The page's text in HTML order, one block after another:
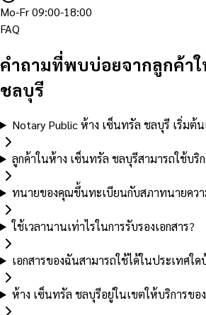
Mo-Fr 09:00-18:00
FAQ
คำถามที่พบบ่อยจากลูกค้าใ
ชลบุรี
Notary Public ห้าง เซ็นทรัล ชลบุรี เริ่มต้น
ลูกค้าในห้าง เซ็นทรัล ชลบุรีสามารถใช้บ
ทนายของคุณขึ้นทะเบียนกับสภาทนายควา
ใช้เวลานานเท่าไรในการรับรองเอกสาร?
เอกสารของฉันสามารถใช้ได้ในประเทศใด
ห้าง เซ็นทรัล ชลบุรีอยู่ในเขตให้บริการขอ